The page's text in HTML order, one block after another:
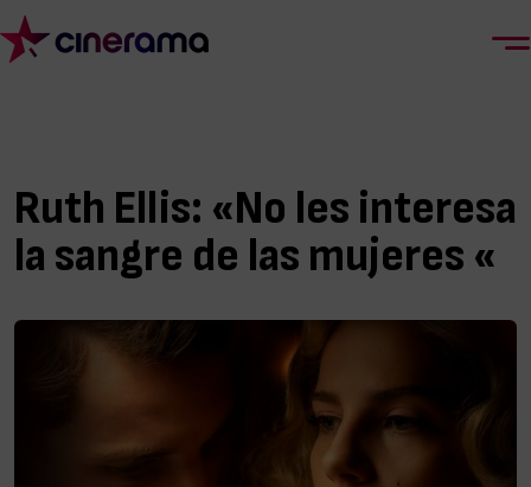
Ruth Ellis: «No les interesa
la sangre de las mujeres «